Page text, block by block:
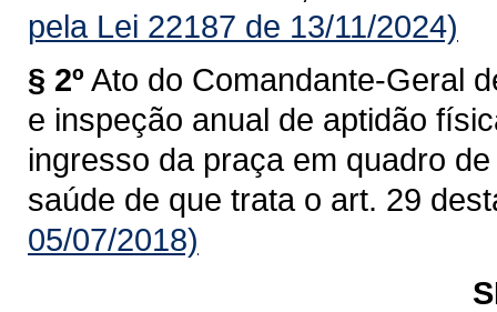
pela Lei 22187 de 13/11/2024)
§ 2º Ato do Comandante-Geral
e inspeção anual de aptidão
ingresso da praça em quadro
saúde de que trata o art. 29
05/07/2018)